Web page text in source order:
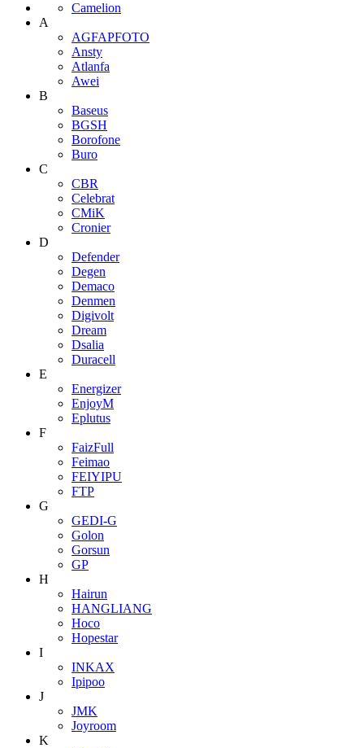
Camelion
A
AGFAPFOTO
Ansty
Atlanfa
Awei
B
Baseus
BGSH
Borofone
Buro
C
CBR
Celebrat
CMiK
Cronier
D
Defender
Degen
Demaco
Denmen
Digivolt
Dream
Dsalia
Duracell
E
Energizer
EnjoyM
Eplutus
F
FaizFull
Feimao
FEIYIPU
FTP
G
GEDI-G
Golon
Gorsun
GP
H
Hairun
HANGLIANG
Hoco
Hopestar
I
INKAX
Ipipoo
J
JMK
Joyroom
K